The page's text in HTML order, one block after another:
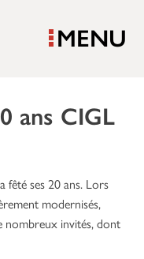
MENU
ans CIGL
fêté ses 20 ans. Lors
modernisés,
nombreux invités, dont